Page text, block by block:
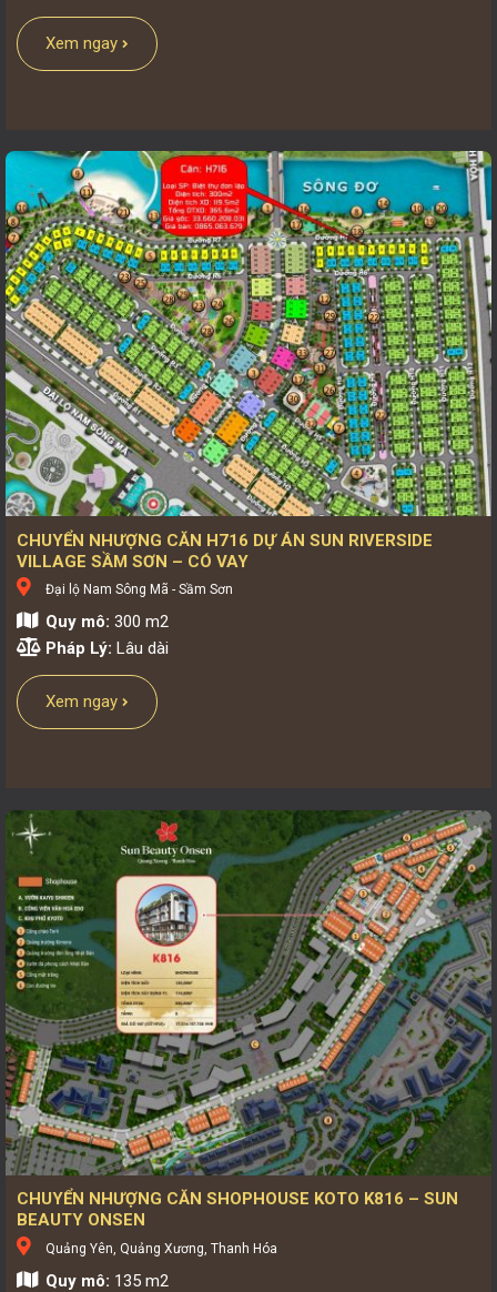
Xem ngay
CHUYỂN NHƯỢNG CĂN H716 DỰ ÁN SUN RIVERSIDE
VILLAGE SẦM SƠN – CÓ VAY
Đại lộ Nam Sông Mã - Sầm Sơn
Quy mô: 300 m2
Pháp Lý: Lâu dài
Xem ngay
CHUYỂN NHƯỢNG CĂN SHOPHOUSE KOTO K816 – SUN
BEAUTY ONSEN
Quảng Yên, Quảng Xương, Thanh Hóa
Quy mô: 135 m2